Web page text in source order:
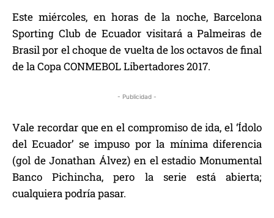
Este miércoles, en horas de la noche, Barcelona
Sporting Club de Ecuador visitará a Palmeiras de
Brasil por el choque de vuelta de los octavos de final
de la Copa CONMEBOL Libertadores 2017.
- Publicidad -
Vale recordar que en el compromiso de ida, el ‘Ídolo
del Ecuador’ se impuso por la mínima diferencia
(gol de Jonathan Álvez) en el estadio Monumental
Banco Pichincha, pero la serie está abierta;
cualquiera podría pasar.